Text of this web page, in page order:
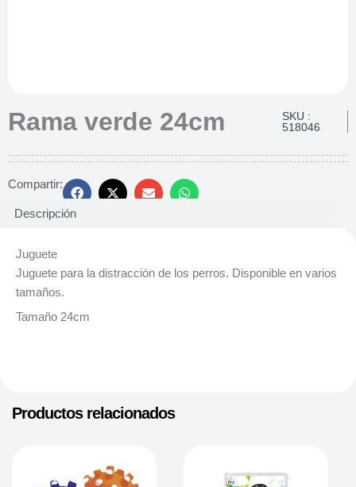
Rama verde 24cm
SKU :
518046
Compartir:
Descripción
Juguete
Juguete para la distracción de los perros. Disponible en varios
tamaños.
Tamaño 24cm
Productos relacionados